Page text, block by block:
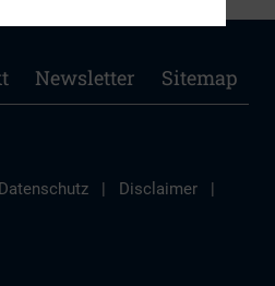
Newsletter Sitemap
Datenschutz | Disclaimer
|